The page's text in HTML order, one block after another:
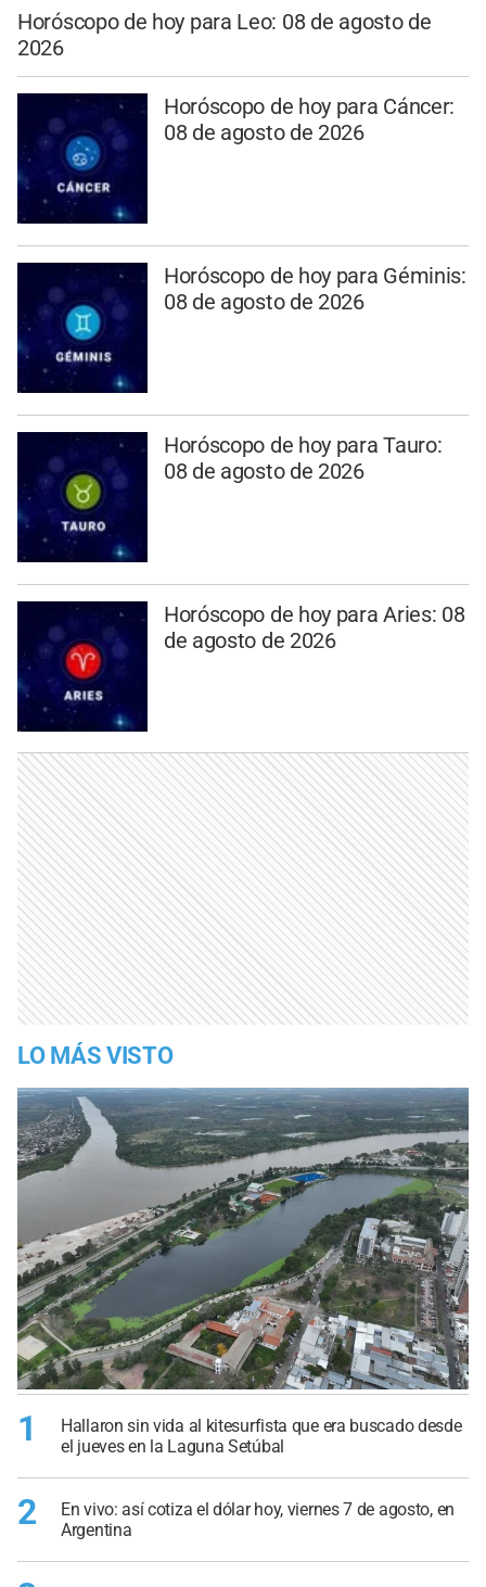
Horóscopo de hoy para Leo: 08 de agosto de
2026
Horóscopo de hoy para Cáncer:
08 de agosto de 2026
Horóscopo de hoy para Géminis:
08 de agosto de 2026
Horóscopo de hoy para Tauro:
08 de agosto de 2026
Horóscopo de hoy para Aries: 08
de agosto de 2026
LO MÁS VISTO
1
Hallaron sin vida al kitesurfista que era buscado desde
el jueves en la Laguna Setúbal
2
En vivo: así cotiza el dólar hoy, viernes 7 de agosto, en
Argentina